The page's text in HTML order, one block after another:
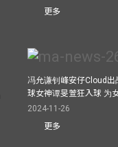
更多
冯允谦钊峰安仔Cloud
球女神谭旻萱狂入球 为
2024-11-26
更多